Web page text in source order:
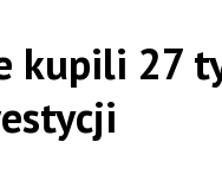
kupili 27